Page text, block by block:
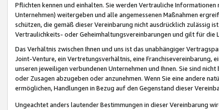
Pflichten kennen und einhalten. Sie werden Vertrauliche
Unternehmen) weitergeben und alle angemessenen Maßnahmen
schützen, die gemäß dieser Vereinbarung nicht ausdrücklich zulässig
Vertraulichkeits- oder Geheimhaltungsvereinbarungen und gilt für die
Das Verhältnis zwischen Ihnen und uns ist das unabhängiger
Joint-Venture, ein Vertretungsverhältnis, eine Franchisevereinbarung,
unseren jeweiligen verbundenen Unternehmen und Ihnen. Sie sind
oder Zusagen abzugeben oder anzunehmen. Wenn Sie eine andere
ermöglichen, Handlungen in Bezug auf den Gegenstand dieser
Ungeachtet anders lautender Bestimmungen in dieser Vereinbarung